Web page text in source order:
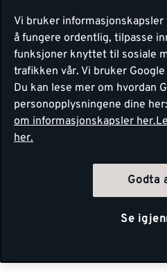
Vi bruker
å fungere ordentlig, tilpasse
funksjoner knyttet til sosiale
trafikken vår. Vi bruker
Du kan lese mer om hvordan
personopplysningene dine her:
om informasjonskapsler her.
her.
Godta
Se